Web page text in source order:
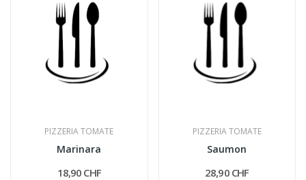
PIZZERIA TOMATE
Marinara
18,90 CHF
PIZZERIA TOMATE
Saumon
28,90 CHF